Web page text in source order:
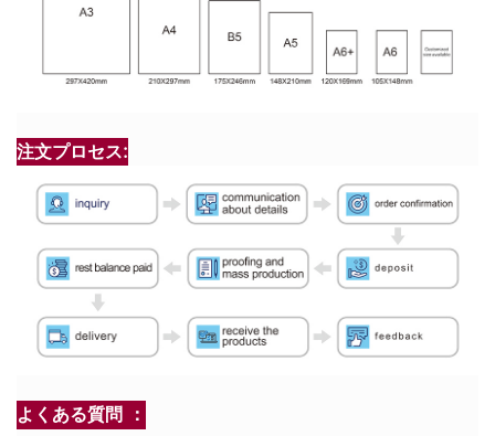
注文プロセス:
よくある質問 ：